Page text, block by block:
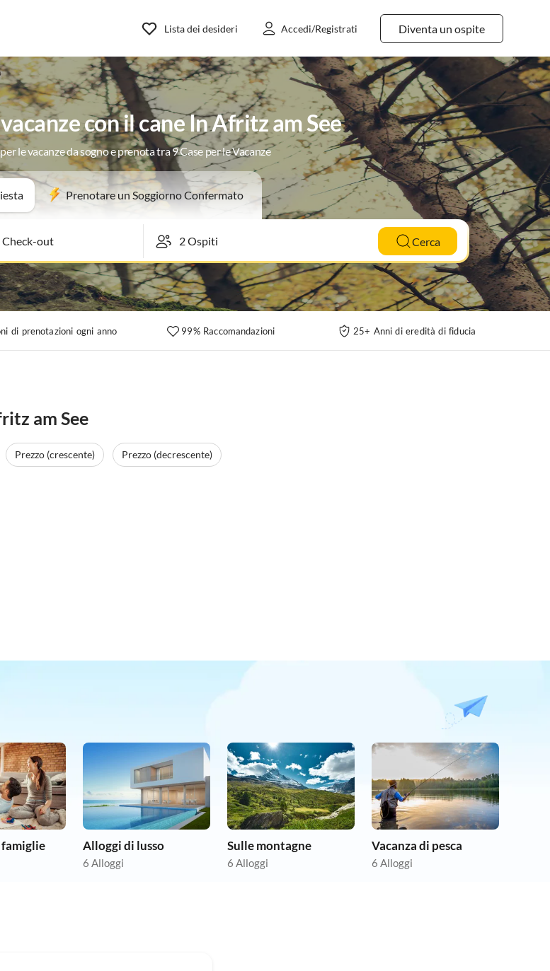
Diventa un ospite
Lista dei desideri Accedi/Registrati
con il cane In Afritz am See
le vacanze da sogno e prenota tra 9 Case per le Vacanze
Prenotare un Soggiorno Confermato
out Cerca
di prenotazioni ogni anno 99% Raccomandazioni 25+ Anni di eredità di fiducia
am See
Prezzo (crescente)
Prezzo (decrescente)
Alloggi di lusso
6 Alloggi
Sulle montagne
6 Alloggi
Vacanza di pesca
6 Alloggi